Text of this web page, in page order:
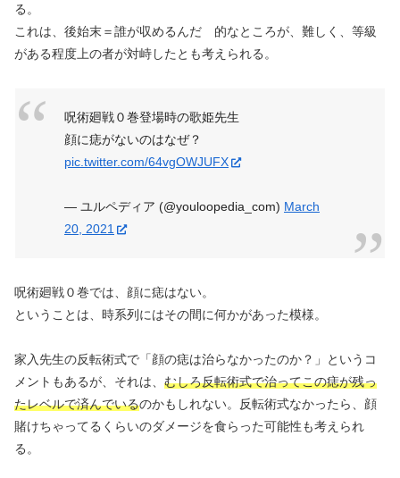
る。
これは、後始末＝誰が収めるんだ 的なところが、難しく、等級
がある程度上の者が対峙したとも考えられる。
呪術廻戦０巻登場時の歌姫先生
顔に痣がないのはなぜ？
pic.twitter.com/64vgOWJUFX
— ユルペディア (@youloopedia_com) March
20, 2021
呪術廻戦０巻では、顔に痣はない。
ということは、時系列にはその間に何かがあった模様。
家入先生の反転術式で「顔の痣は治らなかったのか？」というコ
メントもあるが、それは、 むしろ反転術式で治ってこの痣が残っ
たレベルで済んでいるのかもしれない。反転術式なかったら、顔
賭けちゃってるくらいのダメージを食らった可能性も考えられ
る。